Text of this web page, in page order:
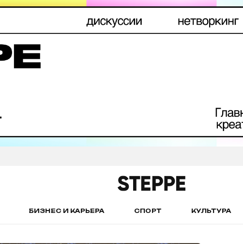
БИЗНЕС И КАРЬЕРА СПОРТ КУЛЬТУРА